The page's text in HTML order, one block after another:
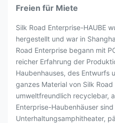
Freien für Miete
Silk Road Enterprise-HAUBE
hergestellt und war in
Road Enterprise begann mit
reicher Erfahrung der
Haubenhauses, des Entwurfs
ganzes Material von Silk
umweltfreundlich recyclebar,
Enterprise-Haubenhäuser
Unterhaltungsamphitheater,